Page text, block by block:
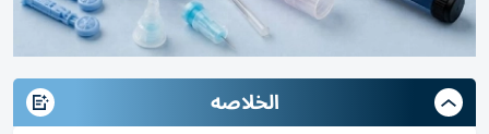
الخلاصه